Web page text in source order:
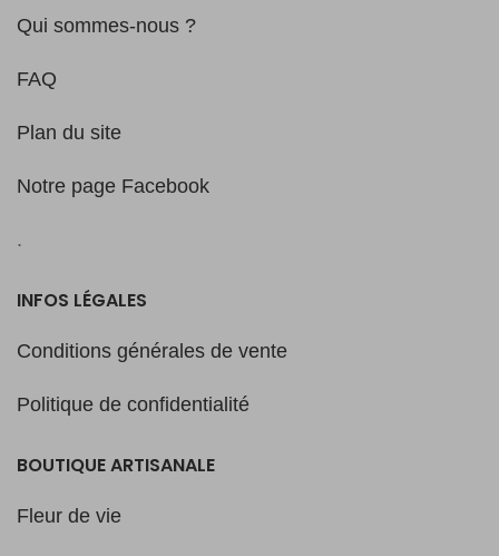
Qui sommes-nous ?
FAQ
Plan du site
Notre page Facebook
.
INFOS LÉGALES
Conditions générales de vente
Politique de confidentialité
BOUTIQUE ARTISANALE
Fleur de vie